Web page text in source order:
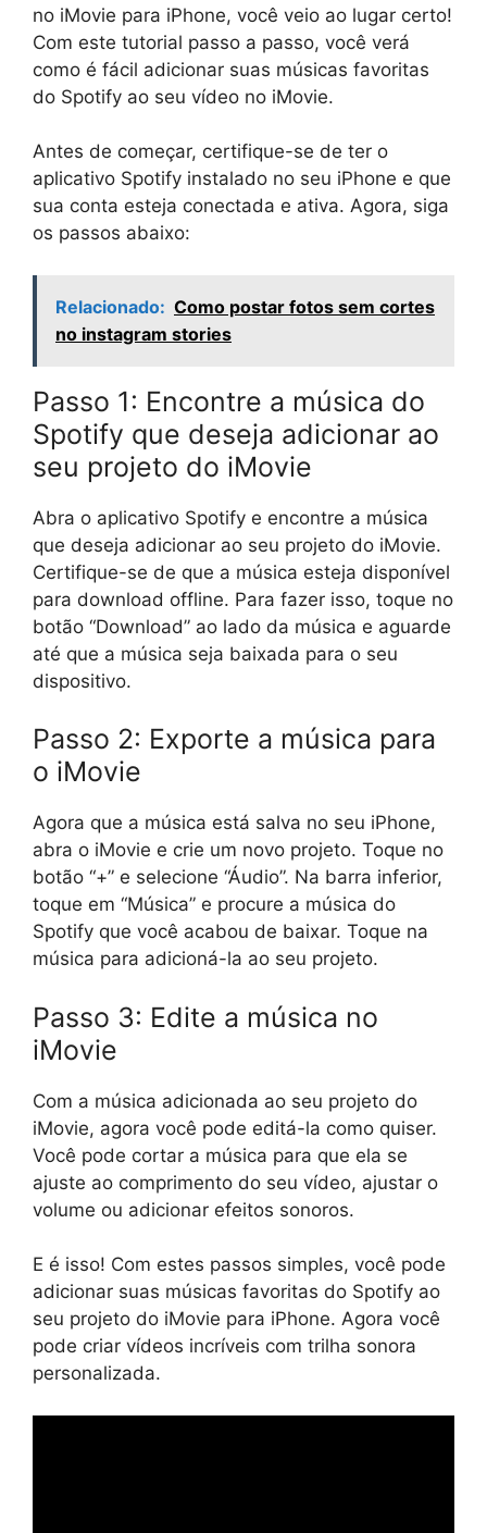
no iMovie para iPhone, você veio ao lugar certo!
Com este tutorial passo a passo, você verá
como é fácil adicionar suas músicas favoritas
do Spotify ao seu vídeo no iMovie.
Antes de começar, certifique-se de ter o
aplicativo Spotify instalado no seu iPhone e que
sua conta esteja conectada e ativa. Agora, siga
os passos abaixo:
Relacionado: Como postar fotos sem cortes
no instagram stories
Passo 1: Encontre a música do
Spotify que deseja adicionar ao
seu projeto do iMovie
Abra o aplicativo Spotify e encontre a música
que deseja adicionar ao seu projeto do iMovie.
Certifique-se de que a música esteja disponível
para download offline. Para fazer isso, toque no
botão “Download” ao lado da música e aguarde
até que a música seja baixada para o seu
dispositivo.
Passo 2: Exporte a música para
o iMovie
Agora que a música está salva no seu iPhone,
abra o iMovie e crie um novo projeto. Toque no
botão “+” e selecione “Áudio”. Na barra inferior,
toque em “Música” e procure a música do
Spotify que você acabou de baixar. Toque na
música para adicioná-la ao seu projeto.
Passo 3: Edite a música no
iMovie
Com a música adicionada ao seu projeto do
iMovie, agora você pode editá-la como quiser.
Você pode cortar a música para que ela se
ajuste ao comprimento do seu vídeo, ajustar o
volume ou adicionar efeitos sonoros.
E é isso! Com estes passos simples, você pode
adicionar suas músicas favoritas do Spotify ao
seu projeto do iMovie para iPhone. Agora você
pode criar vídeos incríveis com trilha sonora
personalizada.